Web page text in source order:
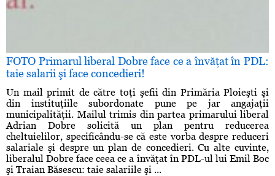
FOTO Primarul liberal Dobre face ce a învăţat în PDL:
taie salarii şi face concedieri!
Un mail primit de către toţi şefii din Primăria Ploieşti şi
din instituţiile subordonate pune pe jar angajaţii
municipalităţii. Mailul trimis din partea primarului liberal
Adrian Dobre solicită un plan pentru reducerea
cheltuielilor, specificându-se că este vorba despre reduceri
salariale şi despre un plan de concedieri. Cu alte cuvinte,
liberalul Dobre face ceea ce a învăţat în PDL-ul lui Emil Boc
şi Traian Băsescu: taie salariile şi ...